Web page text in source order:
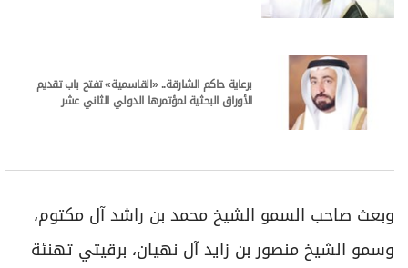
برعاية حاكم الشارقة.. «القاسمية» تفتح باب تقديم
الأوراق البحثية لمؤتمرها الدولي الثاني عشر
وبعث صاحب السمو الشيخ محمد بن راشد آل مكتوم،
وسمو الشيخ منصور بن زايد آل نهيان، برقيتي تهنئة